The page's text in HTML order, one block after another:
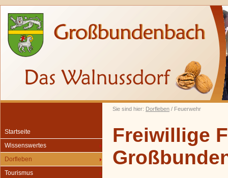
Sie sind hier: Dorfleben / Feuerwehr
Startseite
Wissenswertes
Dorfleben
Tourismus
Freiwillige